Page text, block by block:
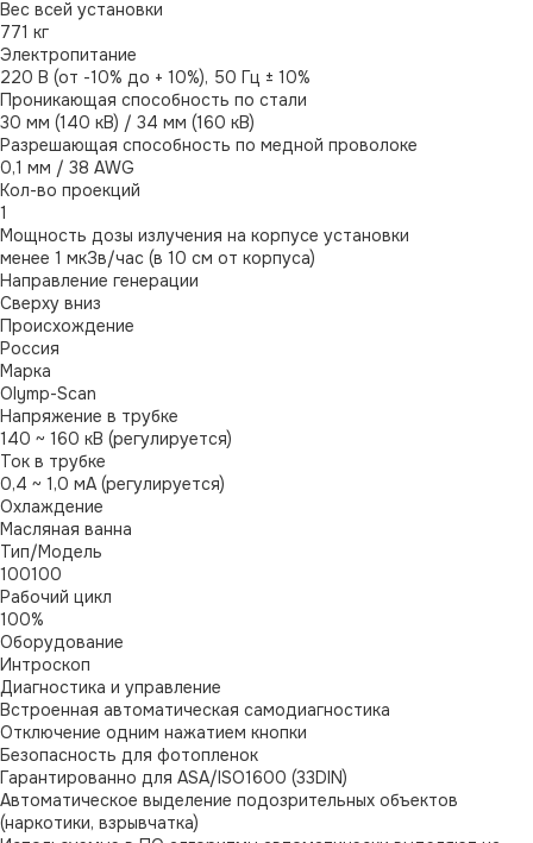
Вес всей установки
771 кг
Электропитание
220 В (от -10% до + 10%), 50 Гц ± 10%
Проникающая способность по стали
30 мм (140 кВ) / 34 мм (160 кВ)
Разрешающая способность по медной проволоке
0,1 мм / 38 AWG
Кол-во проекций
1
Мощность дозы излучения на корпусе установки
менее 1 мкЗв/час (в 10 см от корпуса)
Направление генерации
Сверху вниз
Происхождение
Россия
Марка
Olymp-Scan
Напряжение в трубке
140 ~ 160 кВ (регулируется)
Ток в трубке
0,4 ~ 1,0 мА (регулируется)
Охлаждение
Масляная ванна
Тип/Модель
100100
Рабочий цикл
100%
Оборудование
Интроскоп
Диагностика и управление
Встроенная автоматическая самодиагностика
Отключение одним нажатием кнопки
Безопасность для фотопленок
Гарантированно для ASA/ISO1600 (33DIN)
Автоматическое выделение подозрительных объектов
(наркотики, взрывчатка)